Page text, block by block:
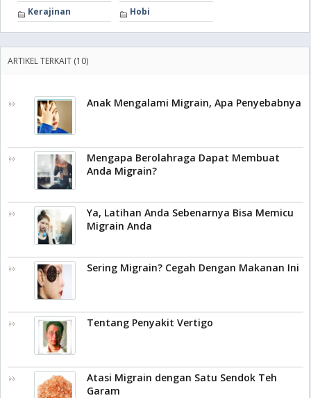
Kerajinan
Hobi
ARTIKEL TERKAIT (10)
Anak Mengalami Migrain, Apa Penyebabnya
Mengapa Berolahraga Dapat Membuat
Anda Migrain?
Ya, Latihan Anda Sebenarnya Bisa Memicu
Migrain Anda
Sering Migrain? Cegah Dengan Makanan Ini
Tentang Penyakit Vertigo
Atasi Migrain dengan Satu Sendok Teh
Garam